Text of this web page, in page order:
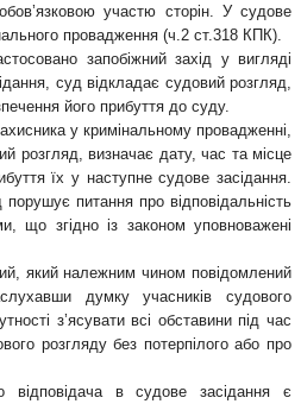
участю сторін. У судове
провадження (ч.2 ст.318 КПК).
запобіжний захід у вигляді
суд відкладає судовий розгляд,
його прибуття до суду.
у кримінальному провадженні,
розгляд, визначає дату, час та місце
їх у наступне судове засідання.
питання про відповідальність
що згідно із законом уповноважені
який належним чином повідомлений
думку учасників судового
з’ясувати всі обставини під час
розгляду без потерпілого або про
відповідача в судове засідання є